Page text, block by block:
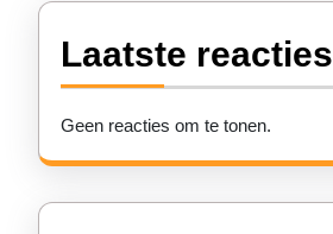
Laatste reacties
Geen reacties om te tonen.